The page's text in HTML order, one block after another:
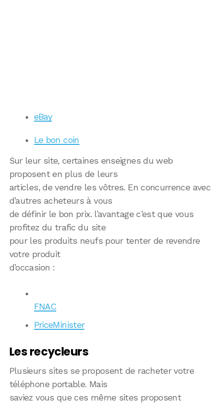
eBay
Le bon coin
Sur leur site, certaines enseignes du web
proposent en plus de leurs
articles, de vendre les vôtres. En concurrence avec
d’autres acheteurs à vous
de définir le bon prix. l’avantage c’est que vous
profitez du trafic du site
pour les produits neufs pour tenter de revendre
votre produit
d’occasion :
FNAC
PriceMinister
Les recycleurs
Plusieurs sites se proposent de racheter votre
téléphone portable. Mais
saviez vous que ces même sites proposent